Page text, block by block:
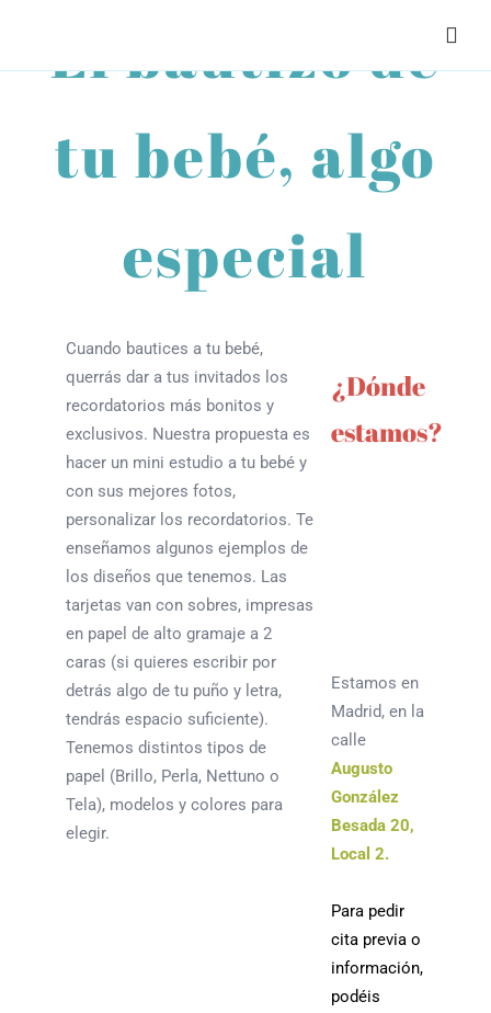
contenidoEl bautizo de
tu bebé, algo
especial
Cuando bautices a tu bebé,
querrás dar a tus invitados los
recordatorios más bonitos y
exclusivos. Nuestra propuesta es
hacer un mini estudio a tu bebé y
con sus mejores fotos,
personalizar los recordatorios. Te
enseñamos algunos ejemplos de
los diseños que tenemos. Las
tarjetas van con sobres, impresas
en papel de alto gramaje a 2
caras (si quieres escribir por
detrás algo de tu puño y letra,
tendrás espacio suficiente).
Tenemos distintos tipos de
papel (Brillo, Perla, Nettuno o
Tela), modelos y colores para
elegir.
¿Dónde
estamos?
Estamos en
Madrid, en la
calle
Augusto
González
Besada 20,
Local 2.
Para pedir
cita previa o
información,
podéis